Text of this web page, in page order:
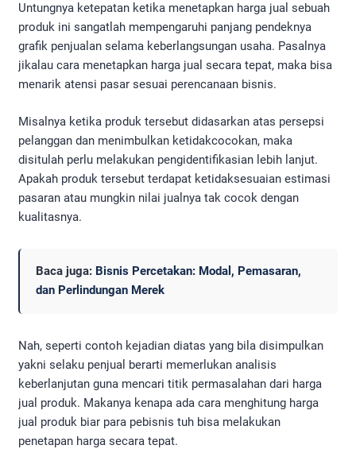
Untungnya ketepatan ketika menetapkan harga jual sebuah
produk ini sangatlah mempengaruhi panjang pendeknya
grafik penjualan selama keberlangsungan usaha. Pasalnya
jikalau cara menetapkan harga jual secara tepat, maka bisa
menarik atensi pasar sesuai perencanaan bisnis.
Misalnya ketika produk tersebut didasarkan atas persepsi
pelanggan dan menimbulkan ketidakcocokan, maka
disitulah perlu melakukan pengidentifikasian lebih lanjut.
Apakah produk tersebut terdapat ketidaksesuaian estimasi
pasaran atau mungkin nilai jualnya tak cocok dengan
kualitasnya.
Baca juga: Bisnis Percetakan: Modal, Pemasaran,
dan Perlindungan Merek
Nah, seperti contoh kejadian diatas yang bila disimpulkan
yakni selaku penjual berarti memerlukan analisis
keberlanjutan guna mencari titik permasalahan dari harga
jual produk. Makanya kenapa ada cara menghitung harga
jual produk biar para pebisnis tuh bisa melakukan
penetapan harga secara tepat.